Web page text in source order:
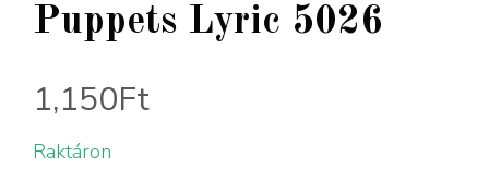
Puppets Lyric 5026
1,150Ft
Raktáron